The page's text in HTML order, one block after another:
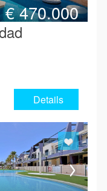
€ 470.000
Details